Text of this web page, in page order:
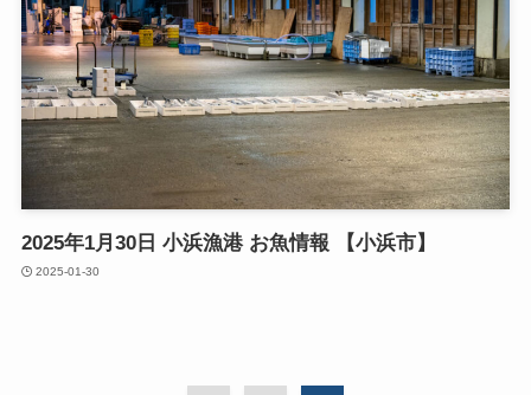
2025年1月30日 小浜漁港 お魚情報 【小浜市】
2025-01-30